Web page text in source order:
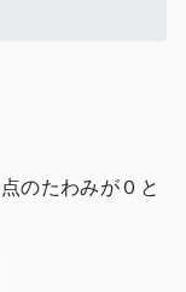
のたわみが０と